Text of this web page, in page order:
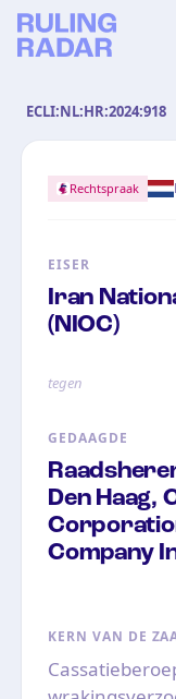
ECLI:NL:HR:2024:918
Rechtspraak
EISER
Iran
(NIOC)
tegen
GEDAAGDE
Den Haag,
Company
KERN VAN DE